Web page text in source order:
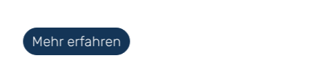
Mehr erfahren